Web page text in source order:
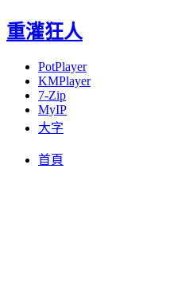
重灌狂人
PotPlayer
KMPlayer
7-Zip
MyIP
大字
首頁